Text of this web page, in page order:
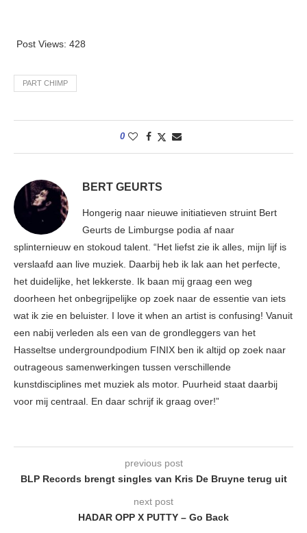
Post Views: 428
PART CHIMP
0
BERT GEURTS
Hongerig naar nieuwe initiatieven struint Bert
Geurts de Limburgse podia af naar
splinternieuw en stokoud talent. “Het liefst zie ik alles, mijn lijf is
verslaafd aan live muziek. Daarbij heb ik lak aan het perfecte,
het duidelijke, het lekkerste. Ik baan mij graag een weg
doorheen het onbegrijpelijke op zoek naar de essentie van iets
wat ik zie en beluister. I love it when an artist is confusing! Vanuit
een nabij verleden als een van de grondleggers van het
Hasseltse undergroundpodium FINIX ben ik altijd op zoek naar
outrageous samenwerkingen tussen verschillende
kunstdisciplines met muziek als motor. Puurheid staat daarbij
voor mij centraal. En daar schrijf ik graag over!”
previous post
BLP Records brengt singles van Kris De Bruyne terug uit
next post
HADAR OPP X PUTTY – Go Back